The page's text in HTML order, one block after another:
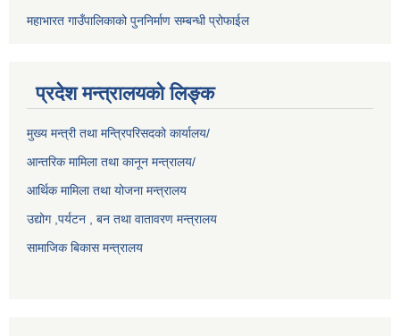
महाभारत गाउँपालिकाको पुननिर्माण सम्बन्धी प्रोफाईल
प्रदेश मन्त्रालयको लिङ्क
मुख्य मन्त्री तथा मन्त्रिपरिसदको कार्यालय/
आन्तरिक मामिला तथा कानून मन्त्रालय/
आर्थिक मामिला तथा योजना मन्त्रालय
उद्योग ,पर्यटन , बन तथा वातावरण मन्त्रालय
सामाजिक बिकास मन्त्रालय